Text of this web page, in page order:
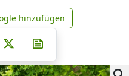
zu Google
hinzufügen
Facebook
auf Whatsapp
Teilen auf Telegram
Pinterest
E-Mail teilen
Post auf X